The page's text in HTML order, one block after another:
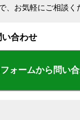
、お気軽にご相談く
合わせ
ォームから問い